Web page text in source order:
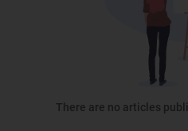
There are no articles